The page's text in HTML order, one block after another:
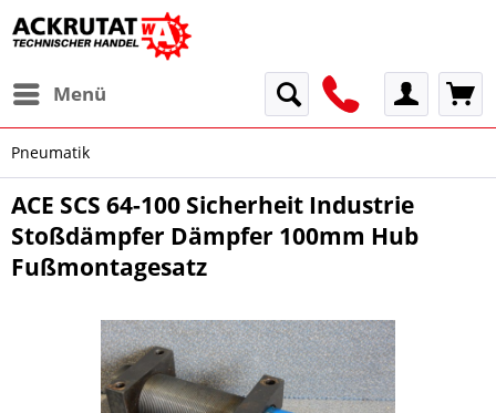
Menü
Pneumatik
ACE SCS 64-100 Sicherheit Industrie
Stoßdämpfer Dämpfer 100mm Hub
Fußmontagesatz